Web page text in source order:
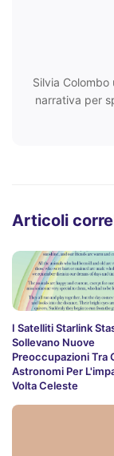
Silvia
narrativa per
Articoli
I Satelliti Starlink
Sollevano Nuove
Preoccupazioni Tra
Astronomi Per
Volta Celeste